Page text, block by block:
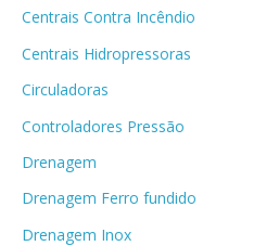
Centrais Contra Incêndio
Centrais Hidropressoras
Circuladoras
Controladores Pressão
Drenagem
Drenagem Ferro fundido
Drenagem Inox